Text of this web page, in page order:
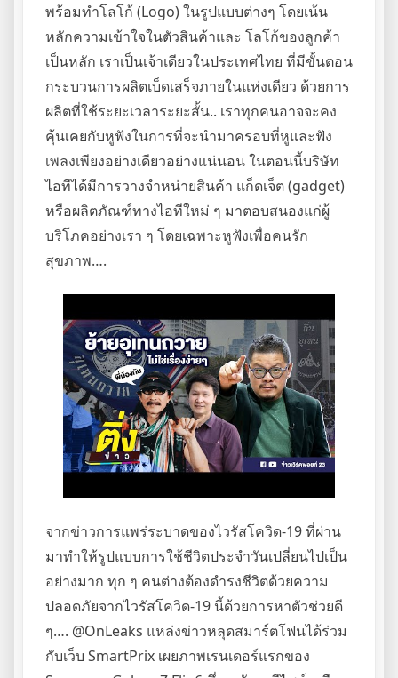
พร้อมทำโลโก้ (Logo) ในรูปแบบต่างๆ โดยเน้น
หลักความเข้าใจในตัวสินค้าและ โลโก้ของลูกค้า
เป็นหลัก เราเป็นเจ้าเดียวในประเทศไทย ที่มีขั้นตอน
กระบวนการผลิตเบ็ดเสร็จภายในแห่งเดียว ด้วยการ
ผลิตที่ใช้ระยะเวลาระยะสั้น.. เราทุกคนอาจจะคง
คุ้นเคยกับหูฟังในการที่จะนำมาครอบที่หูและฟัง
เพลงเพียงอย่างเดียวอย่างแน่นอน ในตอนนี้บริษัท
ไอทีได้มีการวางจำหน่ายสินค้า แก็ดเจ็ต (gadget)
หรือผลิตภัณฑ์ทางไอทีใหม่ ๆ มาตอบสนองแก่ผู้
บริโภคอย่างเรา ๆ โดยเฉพาะหูฟังเพื่อคนรัก
สุขภาพ….
จากข่าวการแพร่ระบาดของไวรัสโควิด-19 ที่ผ่าน
มาทำให้รูปแบบการใช้ชีวิตประจำวันเปลี่ยนไปเป็น
อย่างมาก ทุก ๆ คนต่างต้องดำรงชีวิตด้วยความ
ปลอดภัยจากไวรัสโควิด-19 นี้ด้วยการหาตัวช่วยดี
ๆ…. @OnLeaks แหล่งข่าวหลุดสมาร์ตโฟนได้ร่วม
กับเว็บ SmartPrix เผยภาพเรนเดอร์แรกของ